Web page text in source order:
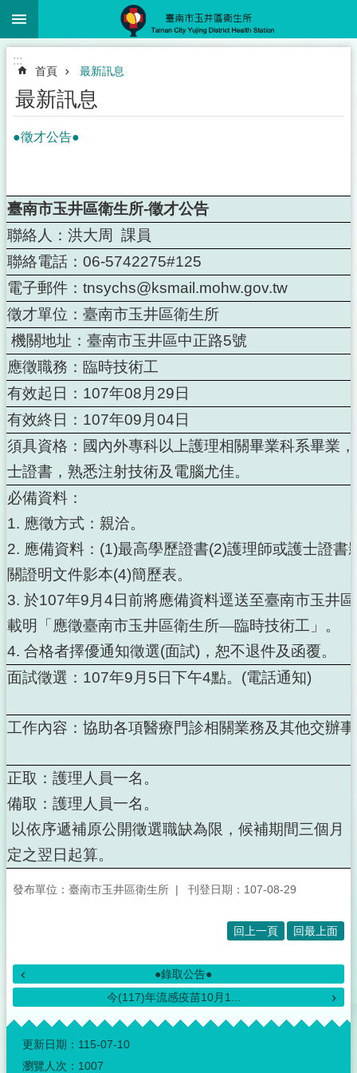
跳到主要內容區塊
:::
首頁 最新訊息
最新訊息
●徵才公告●
臺南市玉井區衛生所-徵才公告
聯絡人：洪大周
課員
聯絡電話： 06-5742275#125
電子郵件： tnsychs@ksmail.mohw.gov.tw
徵才單位：臺南市玉井區衛生所
機關地址：臺南市玉井區中正路5號
應徵職務：臨時技術工
有效起日： 107年08 月 29 日
有效終日： 107年09 月 04 日
須具資格：國內外專科以上護理相關畢業科系畢業
士證書，熟悉注射技術及電腦尤佳。
必備資料：
1. 應徵方式：親洽。
2. 應備資料： (1)最高學歷證書(2)護理師或護士證書
關證明文件影本(4)簡歷表。
3. 於107年9 月 4 日前將應備資料逕送至臺南市玉井
載明「應徵臺南市玉井區衛生所—臨時技術工」。
4. 合格者擇優通知徵選(面試) ，恕不退件及函覆。
面試徵選： 107年9 月 5 日下午4點。 (電話通知)
工作內容：協助各項醫療門診相關業務及其他交辦
正取：護理人員一名。
備取：護理人員一名。
以依序遞補原公開徵選職缺為限，候補期間三個月
定之翌日起算。
發布單位：臺南市玉井區衛生所 刊登日期：107-08-29
回上一頁 回最上面
●錄取公告●
今(117)年流感疫苗10月1...
:::
更新日期： 115-07-10
瀏覽人次： 1007